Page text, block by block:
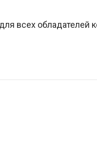
всех обладателей